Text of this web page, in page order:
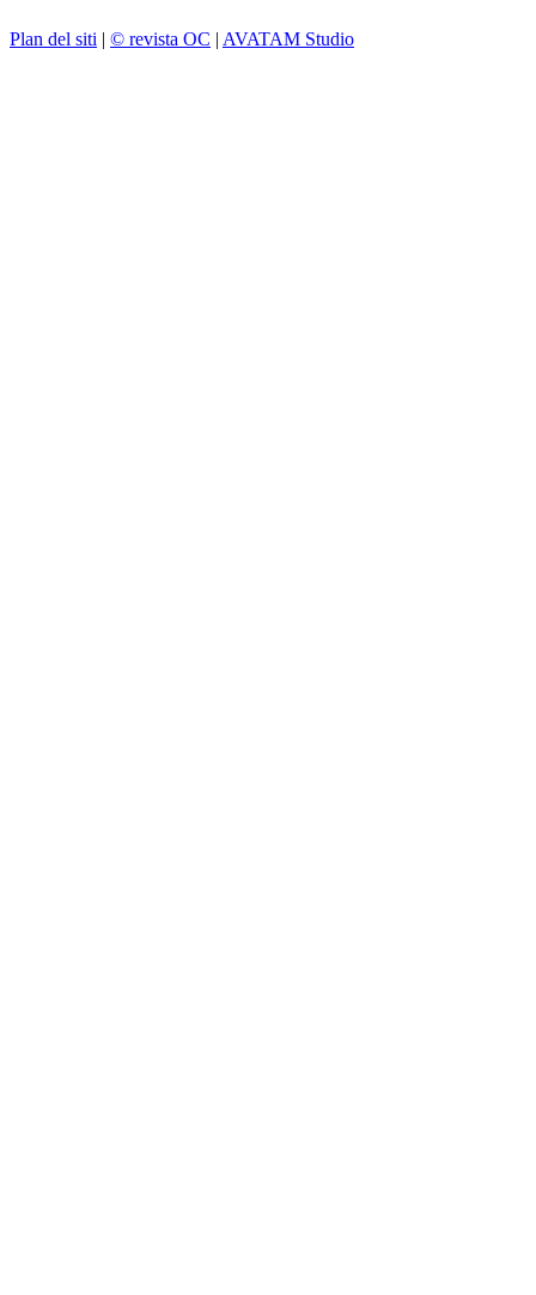
Plan del siti | © revista OC | AVATAM Studio